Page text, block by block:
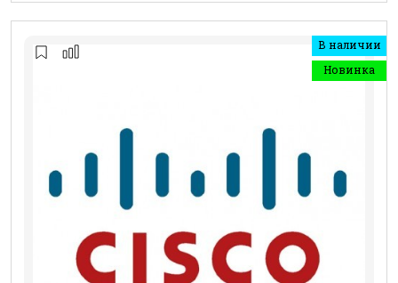
В наличии
Новинка